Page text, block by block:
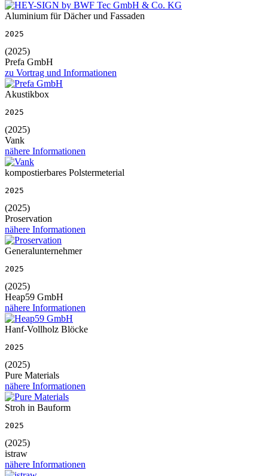
Aluminium für Dächer und Fassaden
2025
(2025)
Prefa GmbH
zu Vortrag und Informationen
Akustikbox
2025
(2025)
Vank
nähere Informationen
kompostierbares Polstermeterial
2025
(2025)
Proservation
nähere Informationen
Generalunternehmer
2025
(2025)
Heap59 GmbH
nähere Informationen
Hanf-Vollholz Blöcke
2025
(2025)
Pure Materials
nähere Informationen
Stroh in Bauform
2025
(2025)
istraw
nähere Informationen